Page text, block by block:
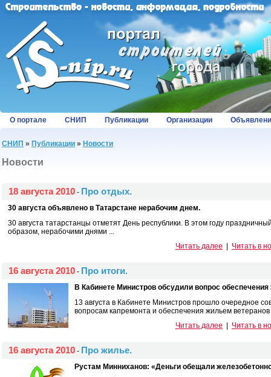
О портале СНИП Публикации Организации
СНИП » Публикации » Новости
Новости
18 августа 2010 - Про отдых.
30 августа объявлено в Татарстане нерабочим днем.
30 августа татарстанцы отметят День республики. В этом году
образом, нерабочими днями ...
Читать далее
Читать в
16 августа 2010 - Про итоги.
В Кабинете Министров обсудили вопрос
13 августа в Кабинете Министров прошло очередное
вопросам капремонта и обеспечения жильем ветеранов
Читать далее
Читать в
16 августа 2010 - Про жилье.
Рустам Минниханов: «Деньги обещали